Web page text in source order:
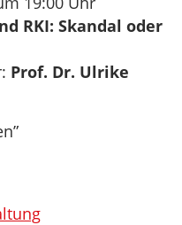
RKI: Skandal oder
Prof. Dr. Ulrike